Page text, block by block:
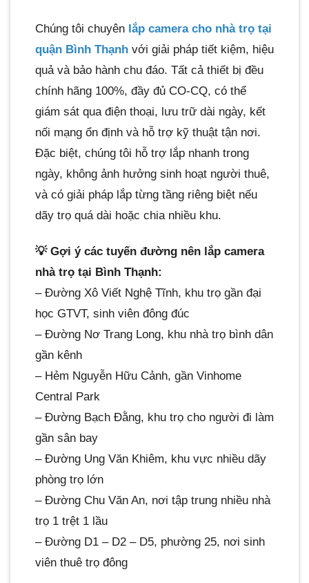
Chúng tôi chuyên lắp camera cho nhà trọ tại
quận Bình Thạnh với giải pháp tiết kiệm, hiệu
quả và bảo hành chu đáo. Tất cả thiết bị đều
chính hãng 100%, đầy đủ CO-CQ, có thể
giám sát qua điện thoại, lưu trữ dài ngày, kết
nối mạng ổn định và hỗ trợ kỹ thuật tận nơi.
Đặc biệt, chúng tôi hỗ trợ lắp nhanh trong
ngày, không ảnh hưởng sinh hoạt người thuê,
và có giải pháp lắp từng tầng riêng biệt nếu
dãy trọ quá dài hoặc chia nhiều khu.
💡 Gợi ý các tuyến đường nên lắp camera
nhà trọ tại Bình Thạnh:
– Đường Xô Viết Nghệ Tĩnh, khu trọ gần đại
học GTVT, sinh viên đông đúc
– Đường Nơ Trang Long, khu nhà trọ bình dân
gần kênh
– Hẻm Nguyễn Hữu Cảnh, gần Vinhome
Central Park
– Đường Bạch Đằng, khu trọ cho người đi làm
gần sân bay
– Đường Ung Văn Khiêm, khu vực nhiều dãy
phòng trọ lớn
– Đường Chu Văn An, nơi tập trung nhiều nhà
trọ 1 trệt 1 lầu
– Đường D1 – D2 – D5, phường 25, nơi sinh
viên thuê trọ đông